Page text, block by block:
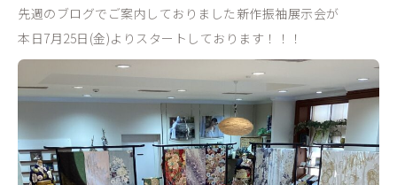
先週のブログでご案内しておりました新作振袖展示会が
本日7月25日(金)よりスタートしております！！！